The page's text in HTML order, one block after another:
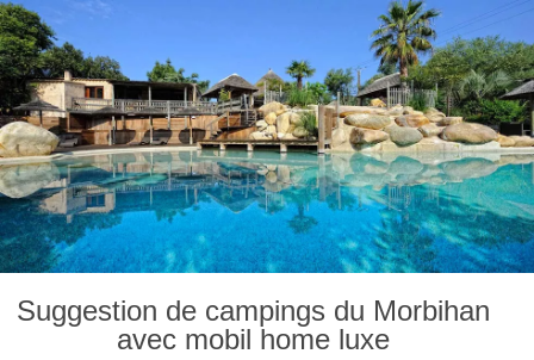
Suggestion de campings du Morbihan
avec mobil home luxe